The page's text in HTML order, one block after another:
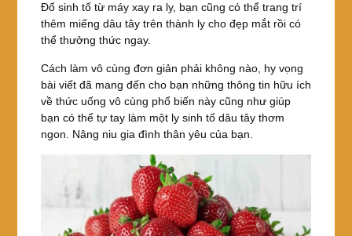
Đổ sinh tố từ máy xay ra ly, bạn cũng có thể trang trí
thêm miếng dâu tây trên thành ly cho đẹp mắt rồi có
thể thưởng thức ngay.
Cách làm vô cùng đơn giản phải không nào, hy vọng
bài viết đã mang đến cho bạn những thông tin hữu ích
về thức uống vô cùng phổ biến này cũng như giúp
bạn có thể tự tay làm một ly sinh tố dâu tây thơm
ngon. Nâng niu gia đình thân yêu của bạn.